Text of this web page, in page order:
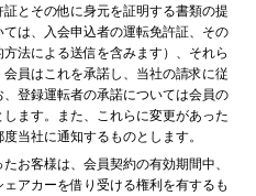
とその他に身元を証明する書類の提
は、入会申込者の運転免許証、その
法による送信を含みます）、それら
員はこれを承諾し、当社の請求に従
登録運転者の承諾については会員の
ます。また、これらに変更があった
当社に通知するものとします。
お客様は、会員契約の有効期間中、
アカーを借り受ける権利を有するも